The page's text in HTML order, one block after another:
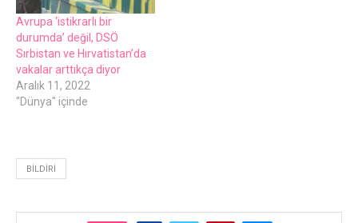
Avrupa ‘istikrarlı bir
durumda’ değil, DSÖ
Sırbistan ve Hırvatistan’da
vakalar arttıkça diyor
Aralık 11, 2022
"Dünya" içinde
BILDIRI